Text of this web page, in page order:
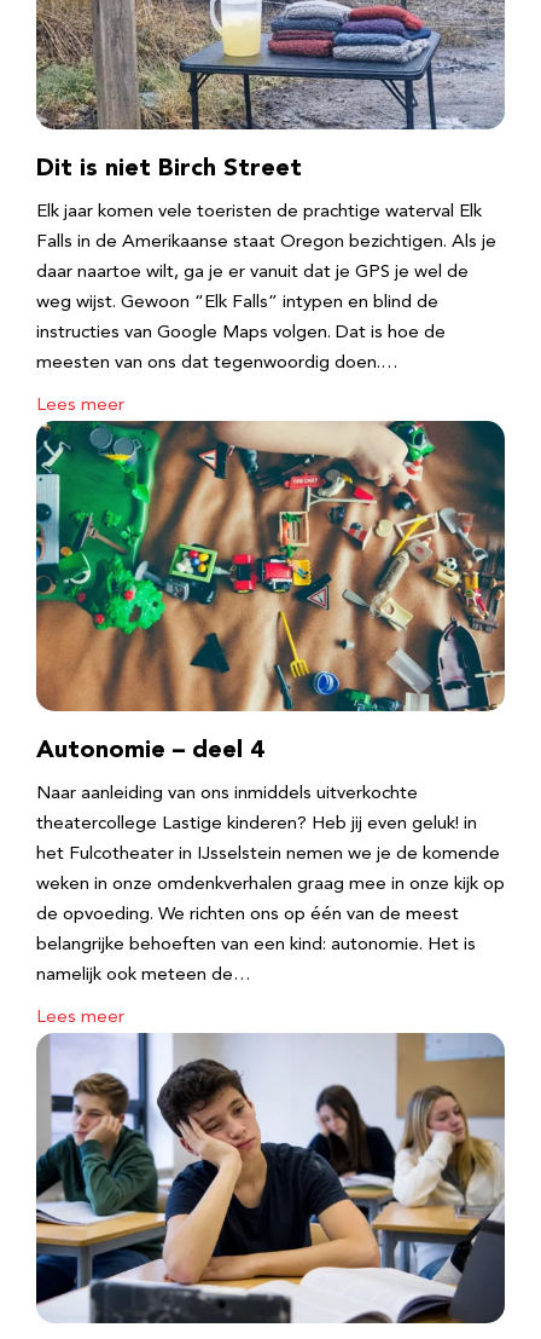
Dit is niet Birch Street
Elk jaar komen vele toeristen de prachtige waterval Elk
Falls in de Amerikaanse staat Oregon bezichtigen. Als je
daar naartoe wilt, ga je er vanuit dat je GPS je wel de
weg wijst. Gewoon “Elk Falls” intypen en blind de
instructies van Google Maps volgen. Dat is hoe de
meesten van ons dat tegenwoordig doen.…
Lees meer
Autonomie – deel 4
Naar aanleiding van ons inmiddels uitverkochte
theatercollege Lastige kinderen? Heb jij even geluk! in
het Fulcotheater in IJsselstein nemen we je de komende
weken in onze omdenkverhalen graag mee in onze kijk op
de opvoeding. We richten ons op één van de meest
belangrijke behoeften van een kind: autonomie. Het is
namelijk ook meteen de…
Lees meer